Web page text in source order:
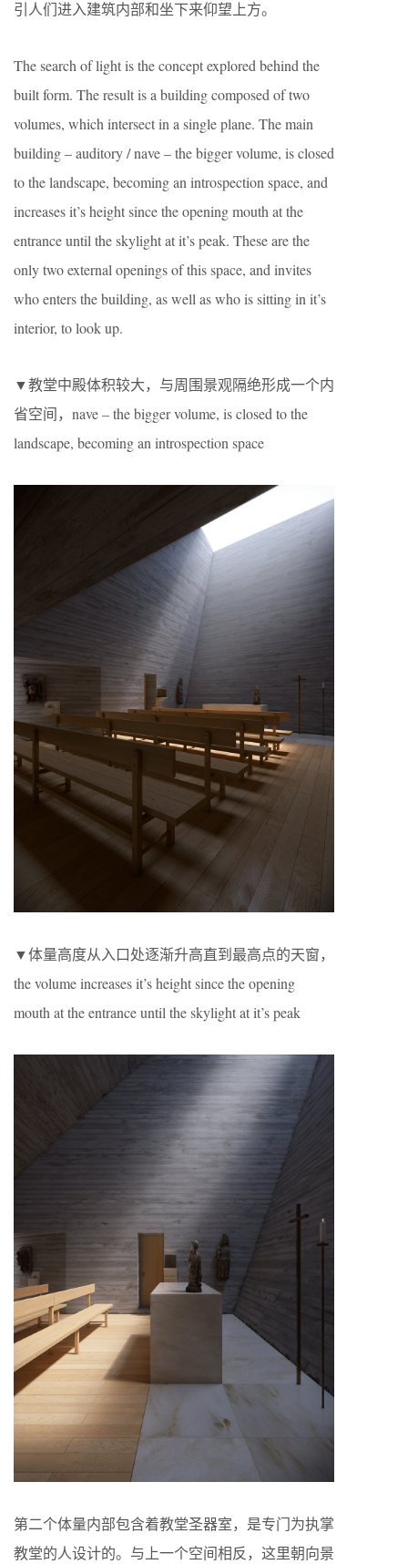
引人们进入建筑内部和坐下来仰望上方。
The search of light is the concept explored behind the
built form. The result is a building composed of two
volumes, which intersect in a single plane. The main
building – auditory / nave – the bigger volume, is closed
to the landscape, becoming an introspection space, and
increases it’s height since the opening mouth at the
entrance until the skylight at it’s peak. These are the
only two external openings of this space, and invites
who enters the building, as well as who is sitting in it’s
interior, to look up.
▼教堂中殿体积较大，与周围景观隔绝形成一个内
省空间，nave – the bigger volume, is closed to the
landscape, becoming an introspection space
▼体量高度从入口处逐渐升高直到最高点的天窗，
the volume increases it’s height since the opening
mouth at the entrance until the skylight at it’s peak
第二个体量内部包含着教堂圣器室，是专门为执掌
教堂的人设计的。与上一个空间相反，这里朝向景